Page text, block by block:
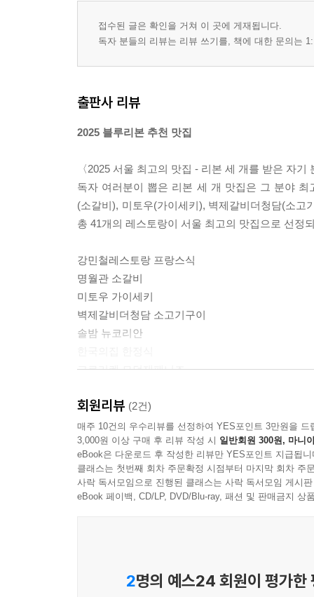
한식(육류)
한식(탕/국/찌개/전골)
프랑스식
스페인식
아시아식
미국식
중남미식
아프리카식
호주식
기타
바
한식주점
일식주점
중식주점
한강 이북지역
한강 이남지역
접수된 글은 확인을 거쳐 이 곳에 게재됩니다.
독자 분들의 리뷰는 리뷰 쓰기를, 책에 대한 문의는
출판사 리뷰
2025 블루리본 추천 맛집
〈2025 서울 최고의 맛집 - 리본 세 개를 받은 자기
독자 여러분이 뽑은 리본 세 개 맛집은 그 분야
(소갈비), 미토우(가이세키), 벽제갈비더청담(소
총 41개의 레스토랑이 서울 최고의 맛집으로 선정
강민철레스토랑 프랑스식
명월관 소갈비
미토우 가이세키
벽제갈비더청담 소고기구이
솔밤 뉴코리안
고료리켄 모던재패니즈
낙원 소갈비
다이닝마 일반중식
더그린테이블 프랑스식
도림 일반중식
라망시크레 컨템포러리
라미띠에 프랑스식
밍글스 뉴코리안
회원리뷰 (2건)
매주 10건의 우수리뷰를 선정하여 YES포인트 3만원을 드
3,000원 이상 구매 후 리뷰 작성 시 일반회원 300원, 마니
eBook은 다운로드 후 작성한 리뷰만 YES포인트 지급됩니
클래스는 첫번째 회차 주문확정 시점부터 마지막 회차 주
사락 독서모임으로 진행된 클래스는 사락 독서모임 게시
eBook 페이백, CD/LP, DVD/Blu-ray, 패션 및 판매금지 상
2명의 예스24 회원이 평가한